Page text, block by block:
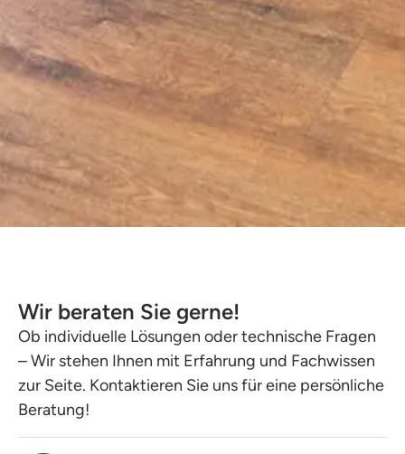
Wir beraten Sie gerne!
Ob individuelle Lösungen oder technische Fragen
– Wir stehen Ihnen mit Erfahrung und Fachwissen
zur Seite. Kontaktieren Sie uns für eine persönliche
Beratung!